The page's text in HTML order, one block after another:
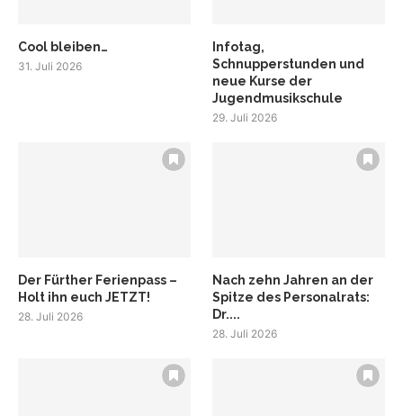
Cool bleiben…
31. Juli 2026
Infotag,
Schnupperstunden und
neue Kurse der
Jugendmusikschule
29. Juli 2026
Der Fürther Ferienpass –
Holt ihn euch JETZT!
28. Juli 2026
Nach zehn Jahren an der
Spitze des Personalrats:
Dr....
28. Juli 2026